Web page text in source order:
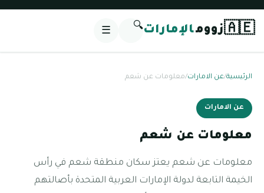
🇦🇪زوومالإمارات🔍
☰
الرئيسية/عن الامارات/معلومات عن شعم
عن الامارات
معلومات عن شعم
معلومات عن شعم يعتز سكان منطقة شعم في رأس
الخيمة التابعة لدولة الإمارات العربية المتحدة بأصالتهم